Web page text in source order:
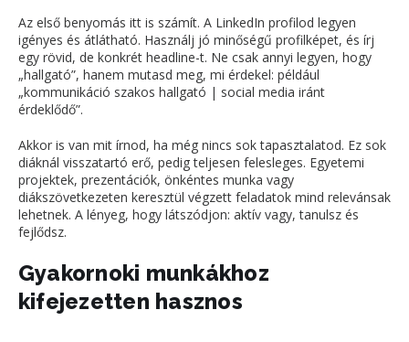
Az első benyomás itt is számít. A LinkedIn profilod legyen
igényes és átlátható. Használj jó minőségű profilképet, és írj
egy rövid, de konkrét headline-t. Ne csak annyi legyen, hogy
„hallgató”, hanem mutasd meg, mi érdekel: például
„kommunikáció szakos hallgató | social media iránt
érdeklődő”.
Akkor is van mit írnod, ha még nincs sok tapasztalatod. Ez sok
diáknál visszatartó erő, pedig teljesen felesleges. Egyetemi
projektek, prezentációk, önkéntes munka vagy
diákszövetkezeten keresztül végzett feladatok mind relevánsak
lehetnek. A lényeg, hogy látszódjon: aktív vagy, tanulsz és
fejlődsz.
Gyakornoki munkákhoz
kifejezetten hasznos